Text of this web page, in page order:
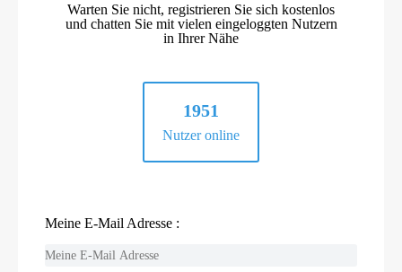
Warten Sie nicht, registrieren Sie sich kostenlos
und chatten Sie mit vielen eingeloggten Nutzern
in Ihrer Nähe
1951
Nutzer online
Meine E-Mail Adresse :